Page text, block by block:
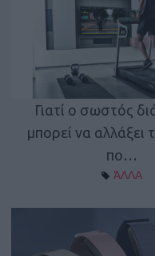
Γιατί ο σωστός
μπορεί να αλλάξει
πο…
ΆΛΛΑ